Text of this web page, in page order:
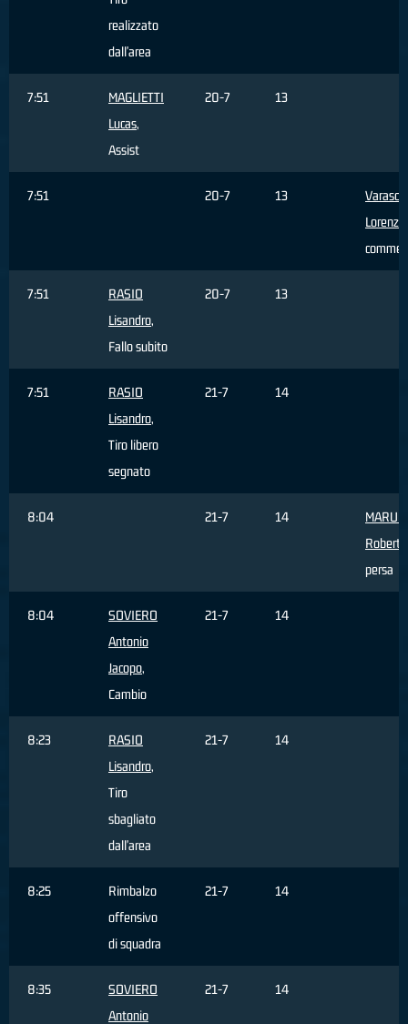
realizzato
dall'area
7:51
MAGLIETTI
Lucas,
Assist
20-7 13
7:51 20-7 13
Lorenzo
7:51
RASIO
Lisandro,
Fallo subito
20-7 13
7:51
RASIO
Lisandro,
Tiro libero
segnato
21-7 14
8:04 21-7 14
Roberto
persa
8:04
SOVIERO
Antonio
Jacopo,
Cambio
21-7 14
8:23
RASIO
Lisandro,
Tiro
sbagliato
dall'area
21-7 14
8:25
Rimbalzo
offensivo
di squadra
21-7 14
8:35
SOVIERO
Antonio
21-7 14